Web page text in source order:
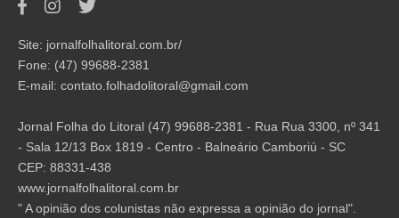
Site: jornalfolhalitoral.com.br/
Fone: (47) 99688-2381
E-mail: contato.folhadolitoral@gmail.com
Jornal Folha do Litoral (47) 99688-2381 - Rua Rua 3300, nº 341
- Sala 12/13 Box 1819 - Centro - Balneário Camboriú - SC
CEP: 88331-438
www.jornalfolhalitoral.com.br
" A opinião dos colunistas não expressa a opinião do jornal".